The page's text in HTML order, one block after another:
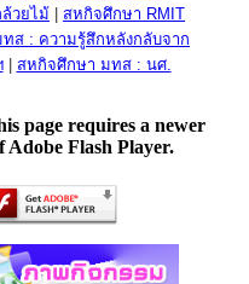
วยไม้
สหกิจศึกษา RMIT
ส : ความรู้สึกหลังกลับจาก
| สหกิจศึกษา มทส : นศ.
page requires a newer
Adobe Flash Player.